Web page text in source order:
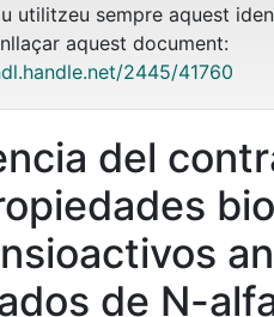
utilitzeu sempre aquest
aquest document:
2445/41760
del
de N-